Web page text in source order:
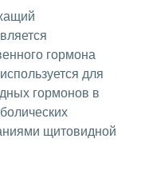
гормона
для
гормонов в
щитовидной